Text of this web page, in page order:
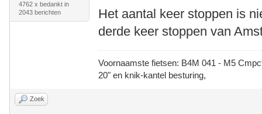
4762 x bedankt in
2043 berichten
Het aantal keer stoppen is
derde keer stoppen van
Voornaamste fietsen: B4M 041 - M5
20" en knik-kantel besturing,
Zoek